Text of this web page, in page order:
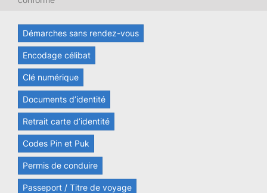
Démarches sans rendez-vous
Encodage célibat
Clé numérique
Documents d’identité
Retrait carte d’identité
Codes Pin et Puk
Permis de conduire
Passeport / Titre de voyage